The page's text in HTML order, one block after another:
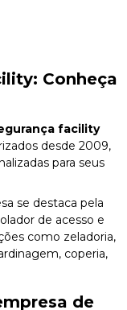
: Conheça
facility
desde 2009,
para seus
se destaca pela
de acesso e
como zeladoria,
coperia,
de